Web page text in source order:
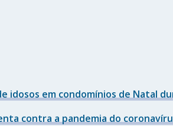
idosos em condomínios de Natal
contra a pandemia do